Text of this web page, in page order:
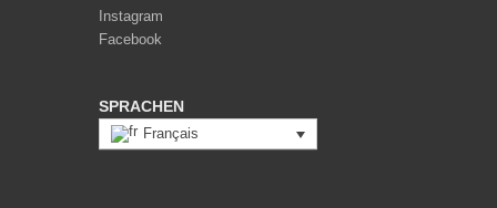
Instagram
Facebook
SPRACHEN
Français